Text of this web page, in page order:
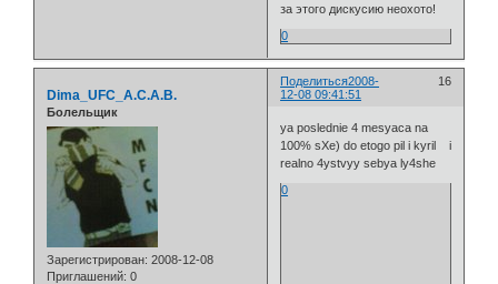
за этого дискусию неохото!
0
Поделиться 16
2008-
12-08 09:41:51
Dima_UFC_A.C.A.B.
Болельщик
Зарегистрирован: 2008-12-08
Приглашений: 0
ya poslednie 4 mesyaca na
100% sXe) do etogo pil i kyril i
realno 4ystvyy sebya ly4she
0